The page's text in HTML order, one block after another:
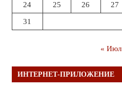
24 25 26 27
31
« Июл
ИНТЕРНЕТ-ПРИЛОЖЕНИЕ